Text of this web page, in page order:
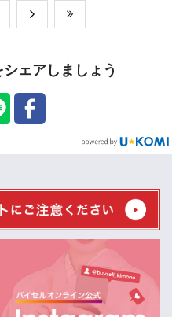
ェアしましょう